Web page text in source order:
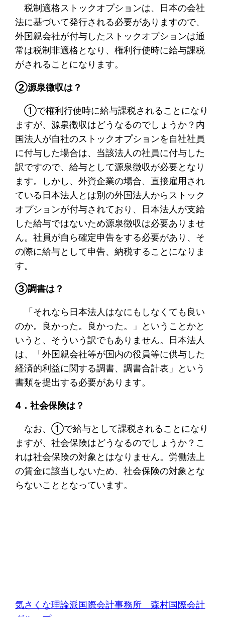
税制適格ストックオプションは、日本の会社
法に基づいて発行される必要がありますので、
外国親会社が付与したストックオプションは通
常は税制非適格となり、権利行使時に給与課税
がされることになります。
②源泉徴収は？
①で権利行使時に給与課税されることになり
ますが、源泉徴収はどうなるのでしょうか？内
国法人が自社のストックオプションを自社社員
に付与した場合は、当該法人の社員に付与した
訳ですので、給与として源泉徴収が必要となり
ます。しかし、外資企業の場合、直接雇用され
ている日本法人とは別の外国法人からストック
オプションが付与されており、日本法人が支給
した給与ではないため源泉徴収は必要ありませ
ん。社員が自ら確定申告をする必要があり、そ
の際に給与として申告、納税することになりま
す。
③調書は？
「それなら日本法人はなにもしなくても良い
のか。良かった。良かった。」ということかと
いうと、そういう訳でもありません。日本法人
は、「外国親会社等が国内の役員等に供与した
経済的利益に関する調書、調書合計表」という
書類を提出する必要があります。
4 ．社会保険は？
なお、①で給与として課税されることになり
ますが、社会保険はどうなるのでしょうか？こ
れは社会保険の対象とはなりません。労働法上
の賃金に該当しないため、社会保険の対象とな
らないこととなっています。
気さくな理論派国際会計事務所 森村国際会計